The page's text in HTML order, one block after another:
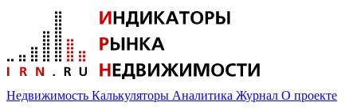
Недвижимость Калькуляторы Аналитика Журнал О проекте